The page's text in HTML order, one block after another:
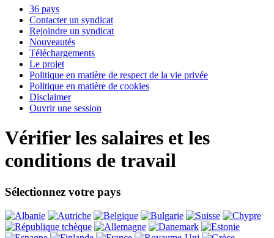
36 pays
Contacter un syndicat
Rejoindre un syndicat
Nouveautés
Téléchargements
Le projet
Politique en matière de respect de la vie privée
Politique en matière de cookies
Disclaimer
Ouvrir une session
Vérifier les salaires et les
conditions de travail
Sélectionnez votre pays